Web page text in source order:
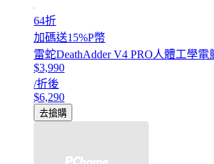
64折
加碼送15%P幣
雷蛇DeathAdder V4 PRO人體工學電
$3,990
/折後
$6,290
去搶購